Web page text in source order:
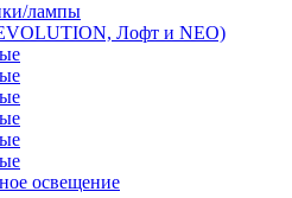
лампы
Лофт и NEO)
освещение